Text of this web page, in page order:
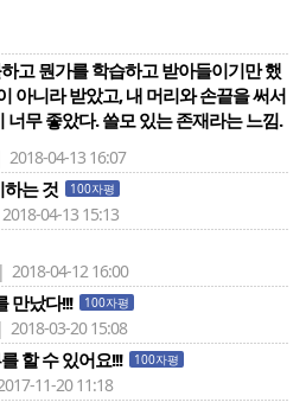
고 뭔가를 학습하고 받아들이기만 했
아니라 받았고, 내 머리와 손끝을 써서
너무 좋았다. 쓸모 있는 존재라는 느낌.
04-13 16:07
는 것 100자평
04-13 15:13
04-12 16:00
만났다!!! 100자평
03-20 15:08
할 수 있어요!!! 100자평
11-20 11:18